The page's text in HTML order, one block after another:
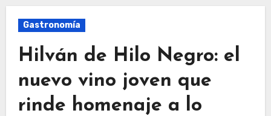
Gastronomía
Hilván de Hilo Negro: el
nuevo vino joven que
rinde homenaje a lo